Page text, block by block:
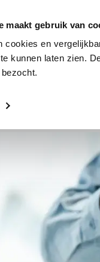
maakt gebruik van
cookies en
kunnen laten zien.
Verzekeringen